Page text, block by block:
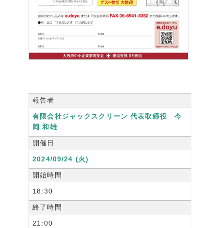
事務局
事務局のご案内
ニュース
06-6944-1251
FAX: 06-6941-8352
大阪市中央区農人橋2丁目-1-30 谷町八木ビル4F
報告者
有限会社ジャックスクリーン 代表取締役 今
岡 和雄
開催日
2024/09/24 (火)
開始時間
18:30
終了時間
21:00